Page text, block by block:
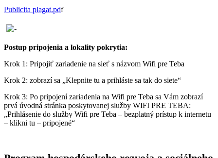
Publicita plagat.pdf
Postup pripojenia a lokality pokrytia:
Krok 1: Pripojiť zariadenie na sieť s názvom Wifi pre Teba
Krok 2: zobrazí sa „Klepnite tu a prihláste sa tak do siete“
Krok 3: Po pripojení zariadenia na Wifi pre Teba sa Vám zobrazí
prvá úvodná stránka poskytovanej služby WIFI PRE TEBA:
„Prihlásenie do služby Wifi pre Teba – bezplatný prístup k internetu
– klikni tu – pripojené“